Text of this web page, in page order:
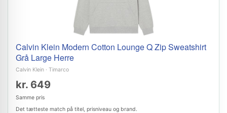
Calvin Klein Modern Cotton Lounge Q Zip Sweatshirt
Grå Large Herre
Calvin Klein · Timarco
kr. 649
Samme pris
Det tætteste match på titel, prisniveau og brand.